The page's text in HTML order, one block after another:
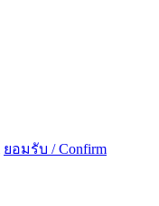
ยอมรับ / Confirm